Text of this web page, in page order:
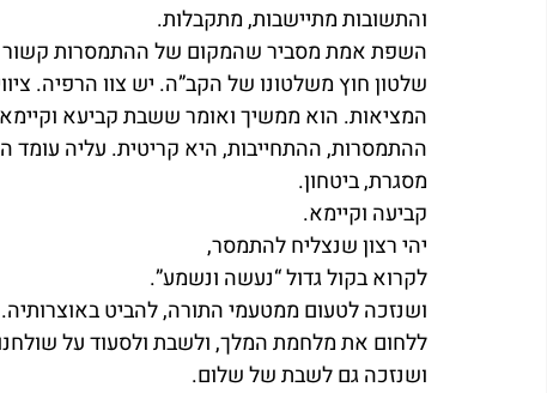
והתשובות מתיישבות, מתקבלות.
השפת אמת מסביר שהמקום של ההתמסרות קשור
שלטון חוץ משלטונו של הקב”ה. יש צוו הרפיה.
המציאות. הוא ממשיך ואומר ששבת קביעא
ההתמסרות, ההתחייבות, היא קריטית. עליה עומד
מסגרת, ביטחון.
קביעה וקיימא.
יהי רצון שנצליח להתמסר,
לקרוא בקול גדול “נעשה ונשמע”.
ושנזכה לטעום ממטעמי התורה, להביט באוצרותיה.
ללחום את מלחמת המלך, ולשבת ולסעוד על
ושנזכה גם לשבת של שלום.